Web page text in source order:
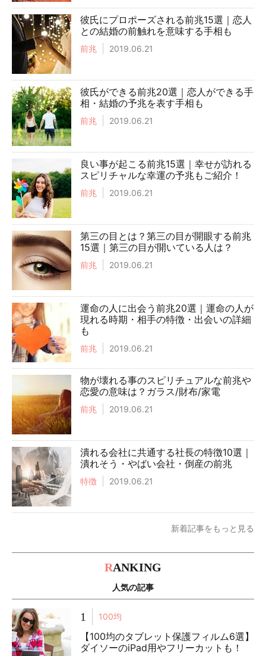
彼氏にプロポーズされる前兆15選｜恋人
との結婚の前触れを意味する手相も
前兆 2019.06.21
彼氏ができる前兆20選｜恋人ができる手
相・結婚の予兆を表す手相も
前兆 2019.06.21
良い事が起こる前兆15選｜幸せが訪れる
スピリチャルな幸運の予兆もご紹介！
前兆 2019.06.21
第三の目とは？第三の目が開眼する前兆
15選｜第三の目が開いている人は？
前兆 2019.06.21
運命の人に出会う前兆20選｜運命の人が
現れる時期・相手の特徴・出会いの詳細
も
前兆 2019.06.21
物が壊れる事のスピリチュアルな前兆や
恋愛の意味は？ガラス/財布/家電
前兆 2019.06.21
潰れる会社に共通する社長の特徴10選｜
潰れそう・やばい会社・倒産の前兆
特徴 2019.06.21
新着記事をもっと見る
RANKING
人気の記事
1 100均
【100均のタブレット保護フィルム6選】
ダイソーのiPad用やフリーカットも！